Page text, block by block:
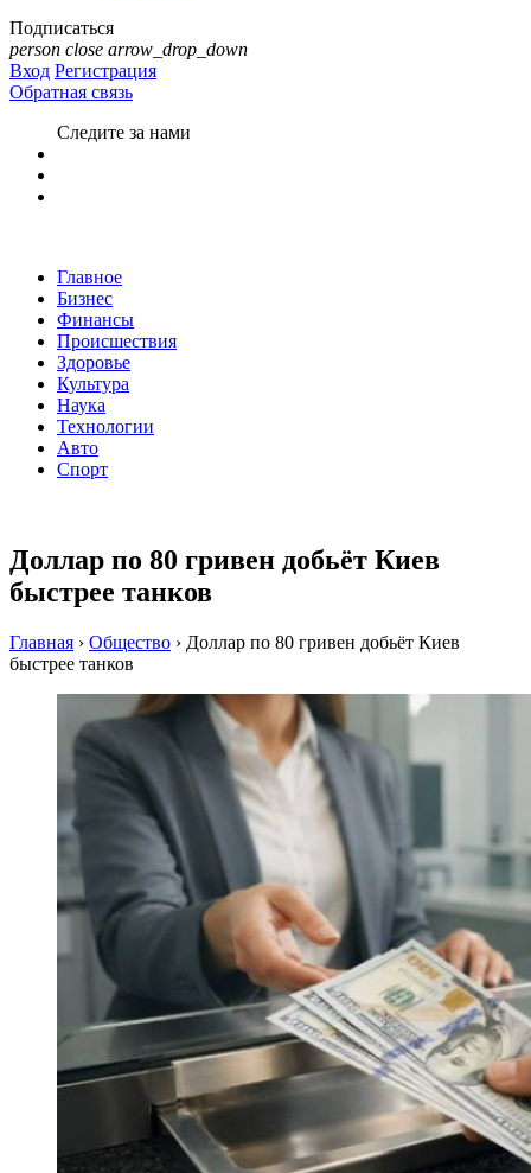
Подписаться
person close arrow_drop_down
Вход Регистрация
Обратная связь
Следите за нами
Главное
Бизнес
Финансы
Происшествия
Здоровье
Культура
Наука
Технологии
Авто
Спорт
Доллар по 80 гривен добьёт Киев
быстрее танков
Главная › Общество › Доллар по 80 гривен добьёт Киев
быстрее танков